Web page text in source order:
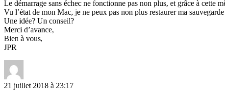
Le démarrage sans échec ne fonctionne pas non plus, et grâce à cette
Vu l’état de mon Mac, je ne peux pas non plus restaurer ma
Une idée? Un conseil?
Merci d’avance,
Bien à vous,
JPR
21 juillet 2018 à 23:17